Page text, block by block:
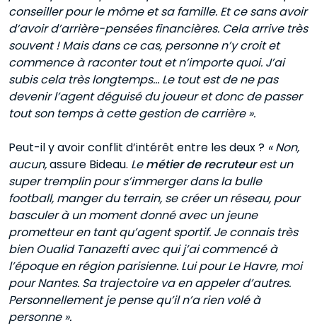
conseiller pour le môme et sa famille. Et ce sans avoir
d’avoir d’arrière-pensées financières. Cela arrive très
souvent ! Mais dans ce cas, personne n’y croit et
commence à raconter tout et n’importe quoi. J’ai
subis cela très longtemps… Le tout est de ne pas
devenir l’agent déguisé du joueur et donc de passer
tout son temps à cette gestion de carrière ».
Peut-il y avoir conflit d’intérêt entre les deux ? « Non,
aucun,assure Bideau. Lemétier de recruteurest un
super tremplin pour s’immerger dans la bulle
football, manger du terrain, se créer un réseau, pour
basculer à un moment donné avec un jeune
prometteur en tant qu’agent sportif. Je connais très
bien Oualid Tanazefti avec qui j’ai commencé à
l’époque en région parisienne. Lui pour Le Havre, moi
pour Nantes. Sa trajectoire va en appeler d’autres.
Personnellement je pense qu’il n’a rien volé à
personne ».